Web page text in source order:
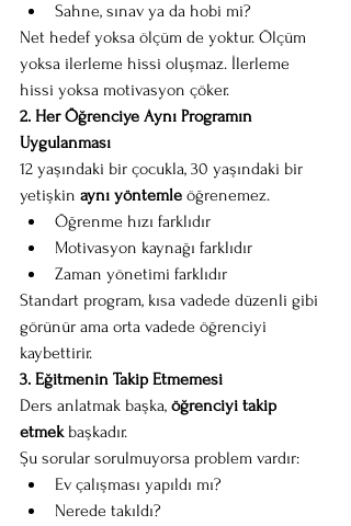
Sahne, sınav ya da hobi mi?
Net hedef yoksa ölçüm de yoktur. Ölçüm
yoksa ilerleme hissi oluşmaz. İlerleme
hissi yoksa motivasyon çöker.
2. Her Öğrenciye Aynı Programın
Uygulanması
12 yaşındaki bir çocukla, 30 yaşındaki bir
yetişkin aynı yöntemle öğrenemez.
Öğrenme hızı farklıdır
Motivasyon kaynağı farklıdır
Zaman yönetimi farklıdır
Standart program, kısa vadede düzenli gibi
görünür ama orta vadede öğrenciyi
kaybettirir.
3. Eğitmenin Takip Etmemesi
Ders anlatmak başka, öğrenciyi takip
etmek başkadır.
Şu sorular sorulmuyorsa problem vardır:
Ev çalışması yapıldı mı?
Nerede takıldı?